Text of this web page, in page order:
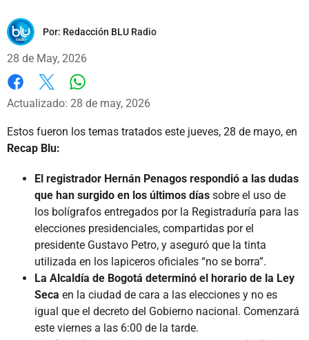
Por: Redacción BLU Radio
28 de May, 2026
Facebook
X
Actualizado: 28 de may, 2026
Estos fueron los temas tratados este jueves, 28 de mayo, en
Recap Blu:
El registrador Hernán Penagos respondió a las dudas
que han surgido en los últimos días sobre el uso de
los bolígrafos entregados por la Registraduría para las
elecciones presidenciales, compartidas por el
presidente Gustavo Petro, y aseguró que la tinta
utilizada en los lapiceros oficiales “no se borra”.
La Alcaldía de Bogotá determinó el horario de la Ley
Seca en la ciudad de cara a las elecciones y no es
igual que el decreto del Gobierno nacional. Comenzará
este viernes a las 6:00 de la tarde.